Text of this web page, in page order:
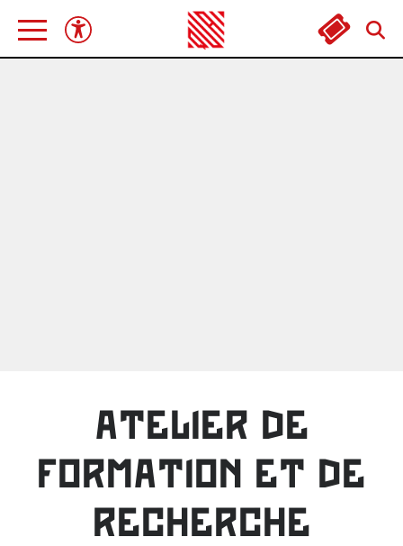
ATELIER DE
FORMATION ET DE
RECHERCHE